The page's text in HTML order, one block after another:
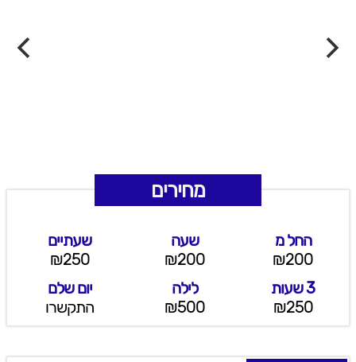
מחירים
החל מ
₪200
שעה
₪200
שעתיים
₪250
3 שעות
₪250
לילה
₪500
יום שלם
התקשרו